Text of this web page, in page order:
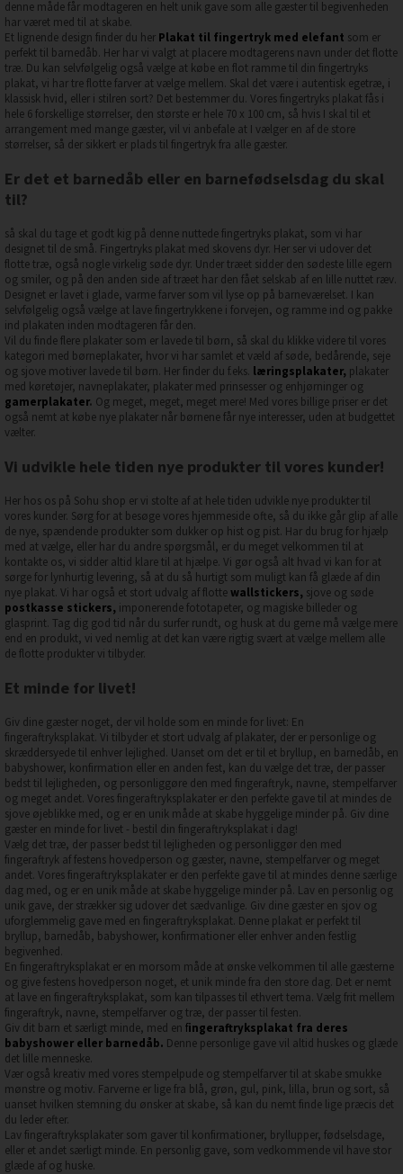
denne måde får modtageren en helt unik gave som alle gæster til begivenheden
har været med til at skabe.
Et lignende design finder du her Plakat til fingertryk med elefant som er
perfekt til barnedåb. Her har vi valgt at placere modtagerens navn under det flotte
træ. Du kan selvfølgelig også vælge at købe en flot ramme til din fingertryks
plakat, vi har tre flotte farver at vælge mellem. Skal det være i autentisk egetræ, i
klassisk hvid, eller i stilren sort? Det bestemmer du. Vores fingertryks plakat fås i
hele 6 forskellige størrelser, den største er hele 70 x 100 cm, så hvis I skal til et
arrangement med mange gæster, vil vi anbefale at I vælger en af de store
størrelser, så der sikkert er plads til fingertryk fra alle gæster.
Er det et barnedåb eller en barnefødselsdag du skal
til?
så skal du tage et godt kig på denne nuttede fingertryks plakat, som vi har
designet til de små. Fingertryks plakat med skovens dyr. Her ser vi udover det
flotte træ, også nogle virkelig søde dyr. Under træet sidder den sødeste lille egern
og smiler, og på den anden side af træet har den fået selskab af en lille nuttet ræv.
Designet er lavet i glade, varme farver som vil lyse op på barneværelset. I kan
selvfølgelig også vælge at lave fingertrykkene i forvejen, og ramme ind og pakke
ind plakaten inden modtageren får den.
Vil du finde flere plakater som er lavede til børn, så skal du klikke videre til vores
kategori med børneplakater, hvor vi har samlet et væld af søde, bedårende, seje
og sjove motiver lavede til børn. Her finder du f.eks. læringsplakater, plakater
med køretøjer, navneplakater, plakater med prinsesser og enhjørninger og
gamerplakater. Og meget, meget, meget mere! Med vores billige priser er det
også nemt at købe nye plakater når børnene får nye interesser, uden at budgettet
vælter.
Vi udvikle hele tiden nye produkter til vores kunder!
Her hos os på Sohu shop er vi stolte af at hele tiden udvikle nye produkter til
vores kunder. Sørg for at besøge vores hjemmeside ofte, så du ikke går glip af alle
de nye, spændende produkter som dukker op hist og pist. Har du brug for hjælp
med at vælge, eller har du andre spørgsmål, er du meget velkommen til at
kontakte os, vi sidder altid klare til at hjælpe. Vi gør også alt hvad vi kan for at
sørge for lynhurtig levering, så at du så hurtigt som muligt kan få glæde af din
nye plakat. Vi har også et stort udvalg af flottewallstickers, sjove og søde
postkasse stickers, imponerende fototapeter, og magiske billeder og
glasprint. Tag dig god tid når du surfer rundt, og husk at du gerne må vælge mere
end en produkt, vi ved nemlig at det kan være rigtig svært at vælge mellem alle
de flotte produkter vi tilbyder.
Et minde for livet!
Giv dine gæster noget, der vil holde som en minde for livet: En
fingeraftryksplakat. Vi tilbyder et stort udvalg af plakater, der er personlige og
skræddersyede til enhver lejlighed. Uanset om det er til et bryllup, en barnedåb, en
babyshower, konfirmation eller en anden fest, kan du vælge det træ, der passer
bedst til lejligheden, og personliggøre den med fingeraftryk, navne, stempelfarver
og meget andet. Vores fingeraftryksplakater er den perfekte gave til at mindes de
sjove øjeblikke med, og er en unik måde at skabe hyggelige minder på. Giv dine
gæster en minde for livet - bestil din fingeraftryksplakat i dag!
Vælg det træ, der passer bedst til lejligheden og personliggør den med
fingeraftryk af festens hovedperson og gæster, navne, stempelfarver og meget
andet. Vores fingeraftryksplakater er den perfekte gave til at mindes denne særlige
dag med, og er en unik måde at skabe hyggelige minder på. Lav en personlig og
unik gave, der strækker sig udover det sædvanlige. Giv dine gæster en sjov og
uforglemmelig gave med en fingeraftryksplakat. Denne plakat er perfekt til
bryllup, barnedåb, babyshower, konfirmationer eller enhver anden festlig
begivenhed.
En fingeraftryksplakat er en morsom måde at ønske velkommen til alle gæsterne
og give festens hovedperson noget, et unik minde fra den store dag. Det er nemt
at lave en fingeraftryksplakat, som kan tilpasses til ethvert tema. Vælg frit mellem
fingeraftryk, navne, stempelfarver og træ, der passer til festen.
Giv dit barn et særligt minde, med en fingeraftryksplakat fra deres
babyshower eller barnedåb. Denne personlige gave vil altid huskes og glæde
det lille menneske.
Vær også kreativ med vores stempelpude og stempelfarver til at skabe smukke
mønstre og motiv. Farverne er lige fra blå, grøn, gul, pink, lilla, brun og sort, så
uanset hvilken stemning du ønsker at skabe, så kan du nemt finde lige præcis det
du leder efter.
Lav fingeraftryksplakater som gaver til konfirmationer, bryllupper, fødselsdage,
eller et andet særligt minde. En personlig gave, som vedkommende vil have stor
glæde af og huske.